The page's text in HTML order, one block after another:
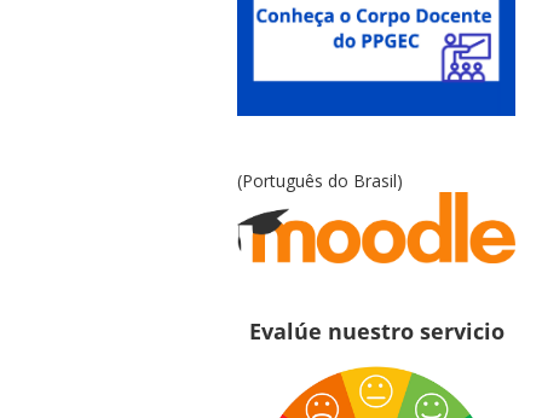
(Português do Brasil)
Evalúe nuestro servicio